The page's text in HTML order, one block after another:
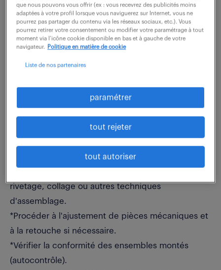
Rattaché(e) à l'atelier de production, vous
participerez activement à la fabrication
d'ensembles et de sous-ensembles mécaniques,
Missions principales :
mécano-soudés ou en tôlerie fine.
rivetage, collage ou autres techniques
d'assemblage.
*Procéder à l'ajustement de pièces mécaniques et
à la retouche si nécessaire.
*Vérifier la conformité des ensembles montés
(autocontrôle).
que nous pouvons vous offrir (ex : vous recevrez des publicités moins
adaptées à votre profil lorsque vous naviguerez sur Internet, vous ne
pourrez pas partager du contenu via les réseaux sociaux, etc.). Vous
pourrez retirer votre consentement ou modifier votre paramétrage à tout
moment via l’icône cookie disponible en bas et à gauche de votre
navigateur. Politique en matière de cookie
Liste de nos partenaires
paramétrer
tout rejeter
tout autoriser